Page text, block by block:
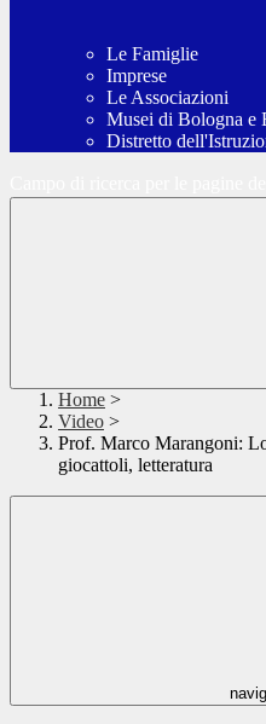
Le Famiglie
Imprese
Le Associazioni
Musei di Bologna e
Distretto
Home >
Video >
Prof. Marco Marangoni:
giocattoli, letteratura